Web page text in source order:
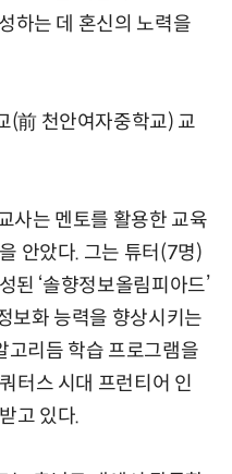
하는 데 혼신의 노력을
前 천안여자중학교) 교
사는 멘토를 활용한 교육
안았다. 그는 튜터(7명)
된 ‘솔향정보올림피아드’
보화 능력을 향상시키는
고리듬 학습 프로그램을
터스 시대 프런티어 인
고 있다.